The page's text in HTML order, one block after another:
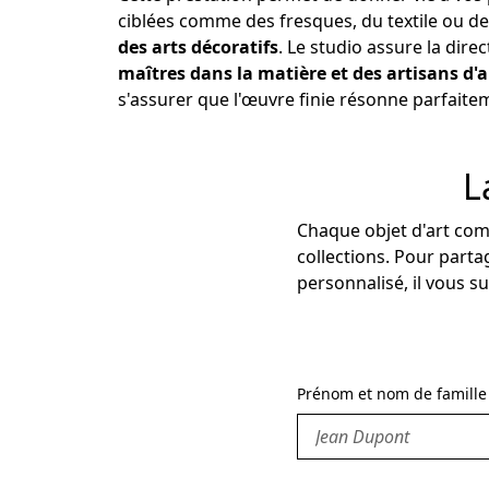
ciblées comme des fresques, du textile ou
des arts décoratifs. Le studio assure la
maîtres dans la matière et des artisans
s'assurer que l'œuvre finie résonne
Chaque objet d'art
collections. Pour
personnalisé, il vous
Prénom et nom de famille